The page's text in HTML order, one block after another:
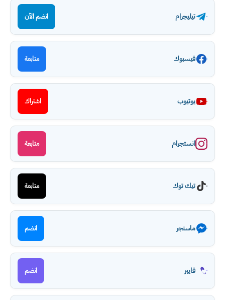
تيليجرام انضم الآن
فيسبوك متابعة
يوتيوب اشتراك
انستجرام متابعة
تيك توك متابعة
ماسنجر انضم
فايبر انضم